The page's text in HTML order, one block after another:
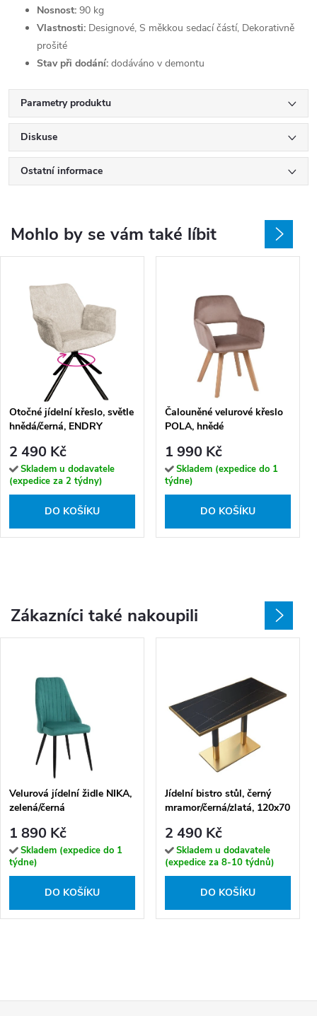
Nosnost: 90 kg
Vlastnosti: Designové, S měkkou sedací částí, Dekorativně
prošité
Stav při dodání: dodáváno v demontu
Parametry produktu
Diskuse
Ostatní informace
Mohlo by se vám také líbit
Otočné jídelní křeslo, světle
hnědá/černá, ENDRY
2 490 Kč
Skladem u dodavatele
(expedice za 2 týdny)
DO KOŠÍKU
Čalouněné velurové křeslo
POLA, hnědé
1 990 Kč
Skladem (expedice do 1
týdne)
DO KOŠÍKU
Zákazníci také nakoupili
Velurová jídelní židle NIKA,
zelená/černá
1 890 Kč
Skladem (expedice do 1
týdne)
DO KOŠÍKU
Jídelní bistro stůl, černý
mramor/černá/zlatá, 120x70
2 490 Kč
Skladem u dodavatele
(expedice za 8-10 týdnů)
DO KOŠÍKU